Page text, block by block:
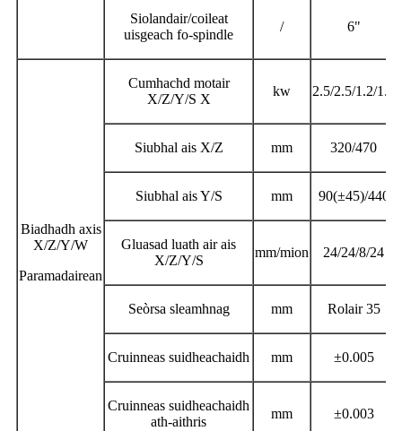
Siolandair/coileat
uisgeach fo-spindle
/ 6"
Biadhadh axis
X/Z/Y/W
Paramadairean
Cumhachd motair
X/Z/Y/S X
kw 2.5/2.5/1.2/1.2
Siubhal ais X/Z mm 320/470
Siubhal ais Y/S mm 90(±45)/440
Gluasad luath air ais
X/Z/Y/S
mm/mion 24/24/8/24
Seòrsa sleamhnag mm Rolair 35
Cruinneas suidheachaidh mm ±0.005
Cruinneas suidheachaidh
ath-aithris
mm ±0.003